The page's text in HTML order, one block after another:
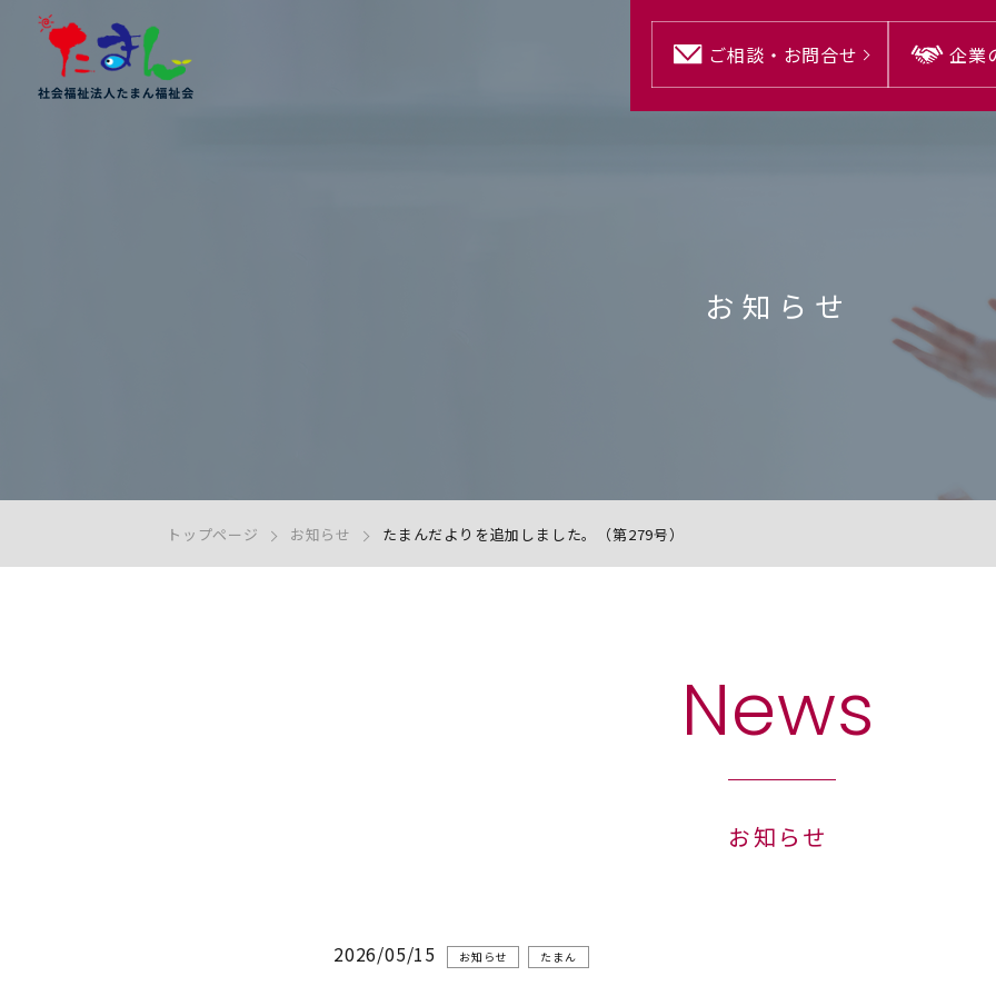
ご相談・ お問合せ 企業
お知らせ
トップページ お知らせ たまんだよりを追加しました。（第279号）
News
お知らせ
2026/05/15 お知らせ たまん